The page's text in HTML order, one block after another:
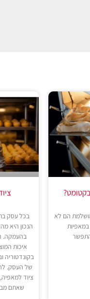
הם לא
בכל עסק
הנכון היא
בהעמקה.
איכות
בקונדטוריה
של העסק.
ציוד
שאתם